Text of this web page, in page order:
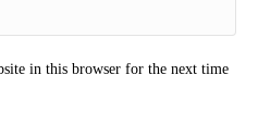
in this browser for the next time